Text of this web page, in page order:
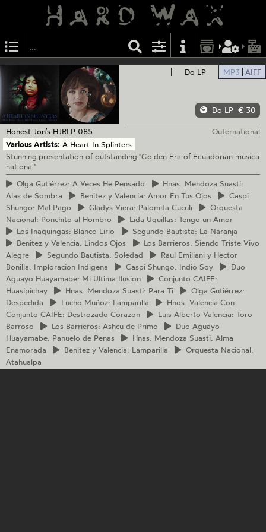
Do LP MP3 AIFF
Do LP € 30
Honest Jon’s HJRLP 085
Outernational
Various Artists: A Heart In Splinters
Stunning presentation of outstanding "Golden Era of Ecuadorian musica
national"
Olga Gutiérrez: A Veces He Pensado Hnas. Mendoza Suasti:
Alas de Sombra
Benitezy Valencia: Amor En Tus Ojos
Caspi
Shungo: Mal Pago
GladysViera: Palomita Cuculi
Orquesta
Nacional: Ponchito al Hombro
Lida Uquillas: Tengo un Amor
Los Inaquingas: Blanco Lirio Segundo Bautista: La Naranja
Benitez y Valencia: Lindos Ojos Los Barrieros: Siendo Triste Vivo
Alegre
Segundo Bautista: Soledad RaulEmiliani y Hector
Bonilla: Imploracion Indigena
CaspiShungo: Indio Soy
Duo
Aguayo Huayamabe: Mi Ultima Ilusion
Conjunto CAIFE:
Huasipichay
Hnas. Mendoza Suasti: Para Ti Olga Gutiérrez:
Despedida
Lucho Muñoz: Lamparilla Hnos. Valencia Con
Conjunto CAIFE: Destrozado Corazon
LuisAlberto Valencia: Toro
Barroso
LosBarrieros: Ashcu de Primo Duo Aguayo
Huayamabe: Panuelo de Penas
Hnas. Mendoza Suasti: Alma
Enamorada
Benitezy Valencia: Lamparilla Orquesta Nacional:
Atahualpa